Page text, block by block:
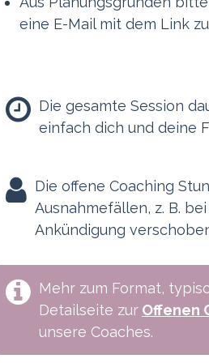
eine E-Mail mit dem Link
Die gesamte Session
einfach dich und deine
Die offene Coaching
Ausnahmefällen, z. B.
Ankündigung
Mehr zum Format,
Detailseite zur Offenen
unsere Coaches.